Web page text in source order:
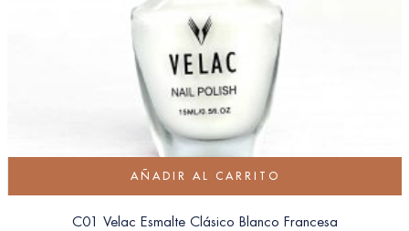
AÑADIR AL CARRITO
C01 Velac Esmalte Clásico Blanco Francesa